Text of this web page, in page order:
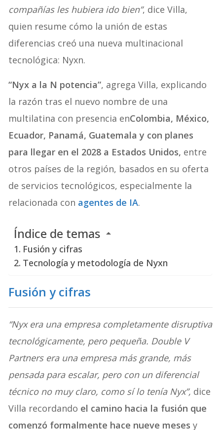
compañías les hubiera ido bien”, dice Villa,
quien resume cómo la unión de estas
diferencias creó una nueva multinacional
tecnológica: Nyxn.
“Nyx a la N potencia”, agrega Villa, explicando
la razón tras el nuevo nombre de una
multilatina con presencia enColombia, México,
Ecuador, Panamá, Guatemala y con planes
para llegar en el 2028 a Estados Unidos, entre
otros países de la región, basados en su oferta
de servicios tecnológicos, especialmente la
relacionada con agentes de IA.
Índice de temas
Fusión y cifras
Tecnología y metodología de Nyxn
Fusión y cifras
“Nyx era una empresa completamente disruptiva
tecnológicamente, pero pequeña. Double V
Partners era una empresa más grande, más
pensada para escalar, pero con un diferencial
técnico no muy claro, como sí lo tenía Nyx”, dice
Villa recordando el camino hacia la fusión que
comenzó formalmente hace nueve mesesy